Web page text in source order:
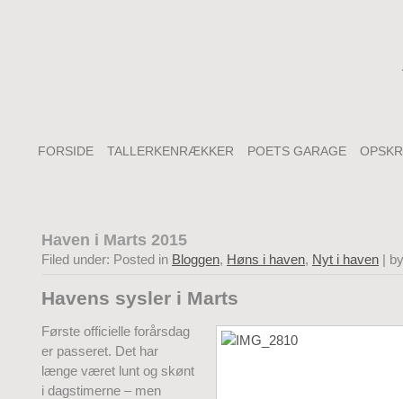
FORSIDE TALLERKENRÆKKER POETS GARAGE
Haven i Marts 2015
Filed under: Posted in Bloggen, Høns i haven, Nyt i haven |
Havens sysler i Marts
Første officielle forårsdag
er passeret. Det har
længe været lunt og skønt
i dagstimerne – men